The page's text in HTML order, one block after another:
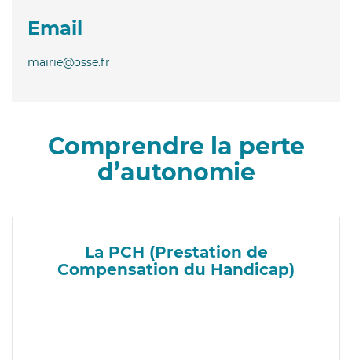
Email
mairie@osse.fr
Comprendre la perte
d’autonomie
La PCH (Prestation de
Compensation du Handicap)